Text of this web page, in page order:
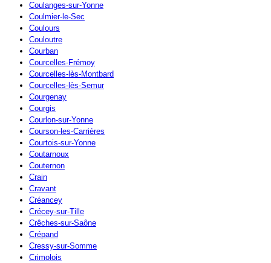
Coulanges-sur-Yonne
Coulmier-le-Sec
Coulours
Couloutre
Courban
Courcelles-Frémoy
Courcelles-lès-Montbard
Courcelles-lès-Semur
Courgenay
Courgis
Courlon-sur-Yonne
Courson-les-Carrières
Courtois-sur-Yonne
Coutarnoux
Couternon
Crain
Cravant
Créancey
Crécey-sur-Tille
Crêches-sur-Saône
Crépand
Cressy-sur-Somme
Crimolois